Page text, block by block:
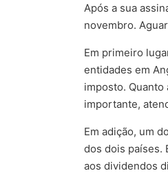
Após a sua
novembro.
Em primeiro
entidades em
imposto.
importante,
Em adição, um
dos dois países.
aos dividendos